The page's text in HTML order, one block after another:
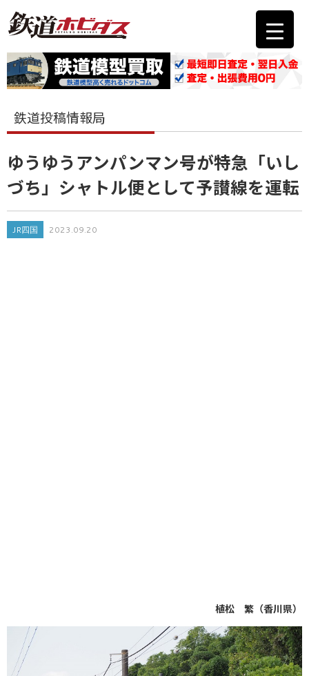
鉄道投稿情報局
ゆうゆうアンパンマン号が特急「いし
づち」シャトル便として予讃線を運転
JR四国 2023.09.20
植松 繁（香川県）